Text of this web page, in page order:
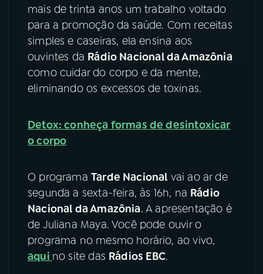
05 PODCASTS
06 VIDEOCASTS
07 ÚLTIMAS
08FESTIVAL DE MÚSICA
YouTube
Instagram X
TikTok
mais de trinta anos um trabalho voltado
para a promoção da saúde. Com receitas
simples e caseiras, ela ensina aos
ouvintes da Rádio Nacional da Amazônia
como cuidar do corpo e da mente,
eliminando os excessos de toxinas.
Detox: conheça formas de desintoxicar
o corpo
O programa Tarde Nacional vai ao ar de
segunda a sexta-feira, às 16h, na Rádio
Nacional da Amazônia. A apresentação é
de Juliana Maya. Você pode ouvir o
programa no mesmo horário, ao vivo,
aqui no site das Rádios EBC.